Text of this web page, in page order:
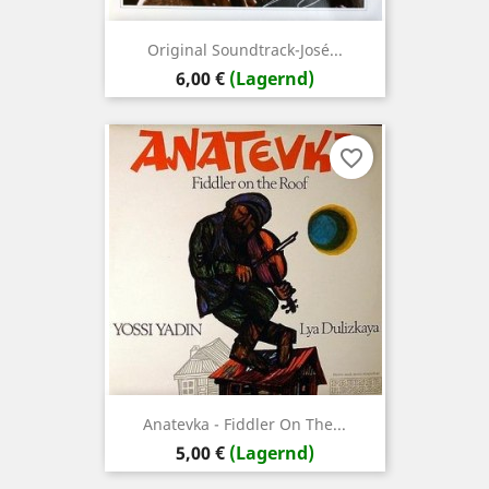
Original Soundtrack-José...
Preis
6,00 € (Lagernd)
Anatevka - Fiddler On The...
Preis
5,00 € (Lagernd)
favorite_border